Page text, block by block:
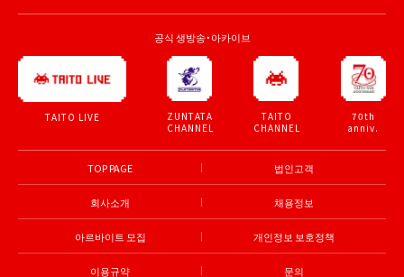
공식 생방송・아카이브
TAITO LIVE
ZUNTATA
CHANNEL
TAITO
CHANNEL
70th
anniv.
TOP PAGE 법인고객
회사소개 채용정보
아르바이트 모집 개인정보 보호정책
이용규약 문의